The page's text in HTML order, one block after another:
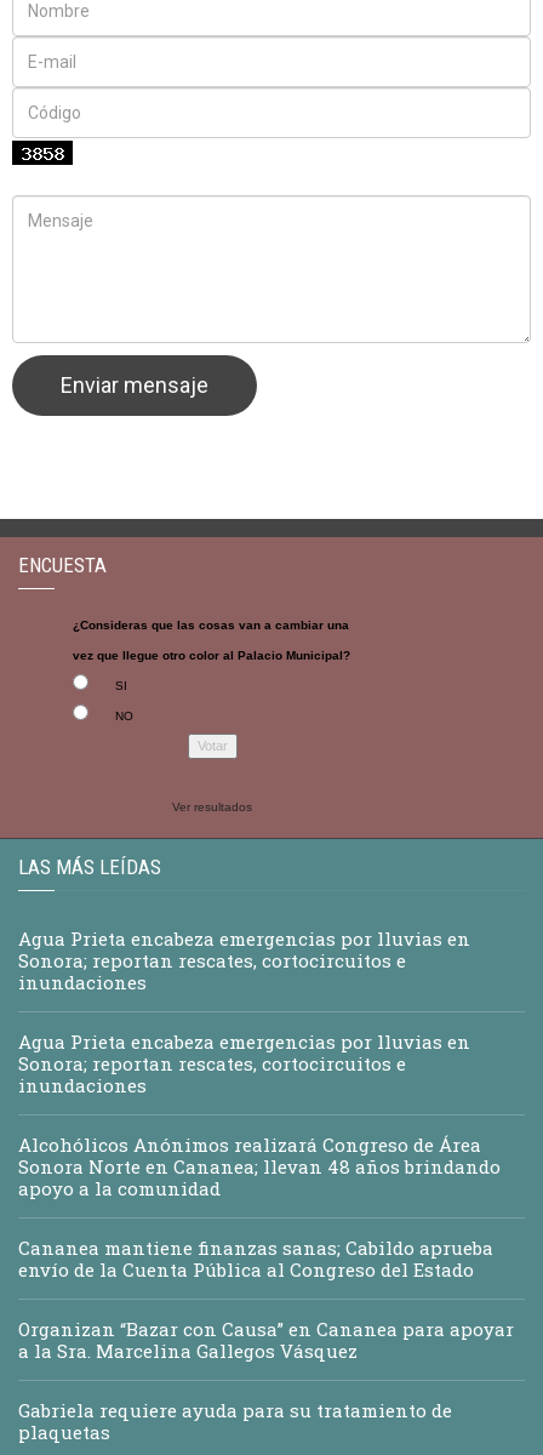
ENCUESTA
¿Consideras que las cosas van a cambiar una
vez que llegue otro color al Palacio Municipal?
SI
NO
Ver resultados
LAS MÁS LEÍDAS
Agua Prieta encabeza emergencias por lluvias en
Sonora; reportan rescates, cortocircuitos e
inundaciones
Agua Prieta encabeza emergencias por lluvias en
Sonora; reportan rescates, cortocircuitos e
inundaciones
Alcohólicos Anónimos realizará Congreso de Área
Sonora Norte en Cananea; llevan 48 años brindando
apoyo a la comunidad
Cananea mantiene finanzas sanas; Cabildo aprueba
envío de la Cuenta Pública al Congreso del Estado
Organizan “Bazar con Causa” en Cananea para apoyar
a la Sra. Marcelina Gallegos Vásquez
Gabriela requiere ayuda para su tratamiento de
plaquetas